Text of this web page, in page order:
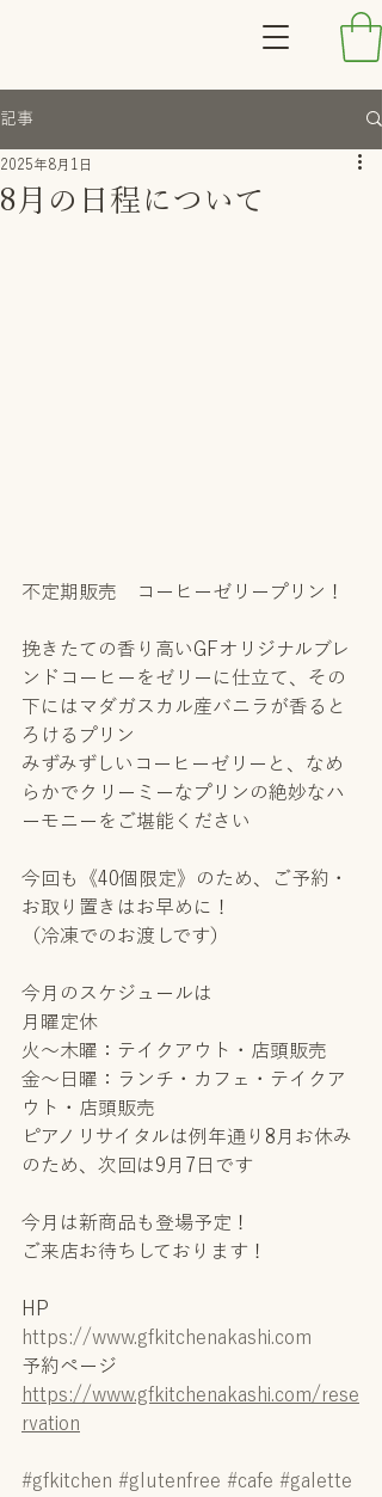
記事
8月の日程について
2025年8月1日
不定期販売　コーヒーゼリープリン！
挽きたての香り高いGFオリジナルブレ
ンドコーヒーをゼリーに仕立て、その
下にはマダガスカル産バニラが香ると
ろけるプリン
みずみずしいコーヒーゼリーと、なめ
らかでクリーミーなプリンの絶妙なハ
ーモニーをご堪能ください
今回も《40個限定》のため、ご予約・
お取り置きはお早めに！
（冷凍でのお渡しです）
今月のスケジュールは
月曜定休
火～木曜：テイクアウト・店頭販売
金～日曜：ランチ・カフェ・テイクア
ウト・店頭販売
ピアノリサイタルは例年通り8月お休み
のため、次回は9月7日です
今月は新商品も登場予定！
ご来店お待ちしております！
HP
https://www.gfkitchenakashi.com
予約ページ
https://www.gfkitchenakashi.com/rese
rvation
#gfkitchen #glutenfree #cafe #galette